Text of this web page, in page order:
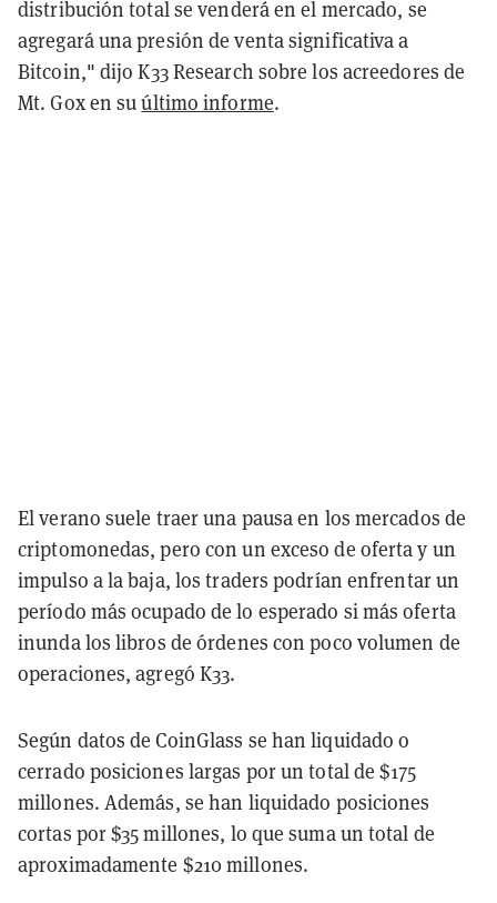
distribución total se venderá en el mercado, se
agregará una presión de venta significativa a
Bitcoin," dijo K33 Research sobre los acreedores de
Mt. Gox en suúltimo informe.
El verano suele traer una pausa en los mercados de
criptomonedas, pero con un exceso de oferta y un
impulso a la baja, los traders podrían enfrentar un
período más ocupado de lo esperado si más oferta
inunda los libros de órdenes con poco volumen de
operaciones, agregó K33.
Según datos de CoinGlass se han liquidado o
cerrado posiciones largas por un total de $175
millones. Además, se han liquidado posiciones
cortas por $35 millones, lo que suma un total de
aproximadamente $210 millones.